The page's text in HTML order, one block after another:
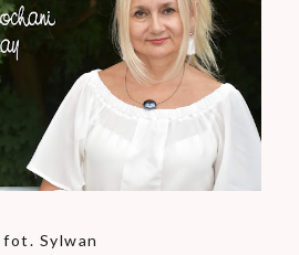
fot. Sylwan